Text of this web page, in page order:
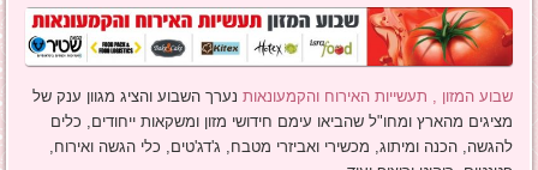
שבוע המזון , תעשייות האירוח והקמעונאות נערך השבוע והציג מגוון ענק של
מציגים מהארץ ומחו"ל שהביאו עימם חידושי מזון ומשקאות ייחודים, כלים
להגשה, הכנה ומיתוג, מכשירי ואביזרי מטבח, ג'דג'טים, כלי הגשה ואירוח,